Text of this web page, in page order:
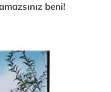
beni!